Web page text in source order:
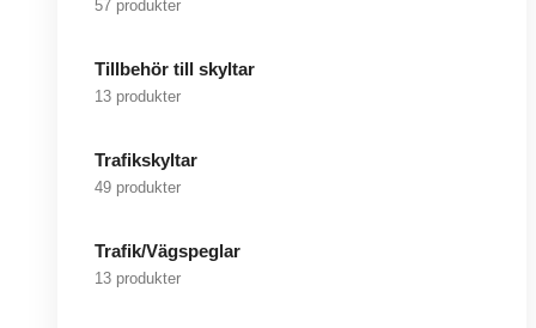
57 produkter
Tillbehör till skyltar
13 produkter
Trafikskyltar
49 produkter
Trafik/Vägspeglar
13 produkter